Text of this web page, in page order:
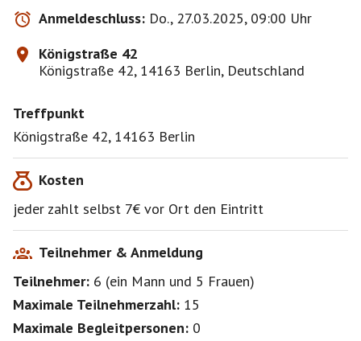
Anmeldeschluss: Do., 27.03.2025, 09:00 Uhr
Königstraße 42
Königstraße 42, 14163 Berlin, Deutschland
Treffpunkt
Königstraße 42, 14163 Berlin
Kosten
jeder zahlt selbst 7€ vor Ort den Eintritt
Teilnehmer & Anmeldung
Teilnehmer: 6 (ein Mann und 5 Frauen)
Maximale Teilnehmerzahl: 15
Maximale Begleitpersonen: 0